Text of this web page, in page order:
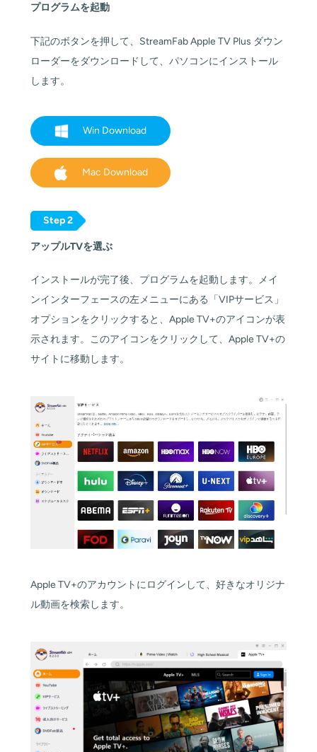
プログラムを起動
下記のボタンを押して、StreamFab Apple TV Plus ダウン
ローダーをダウンロードして、パソコンにインストール
します。
Win Download
Mac Download
Step 2
アップルTVを選ぶ
インストールが完了後、プログラムを起動します。メイ
ンインターフェースの左メニューにある「VIPサービス」
オプションをクリックすると、Apple TV+のアイコンが表
示されます。このアイコンをクリックして、Apple TV+の
サイトに移動します。
Apple TV+のアカウントにログインして、好きなオリジナ
ル動画を検索します。